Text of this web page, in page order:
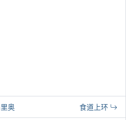
奥 食道上环